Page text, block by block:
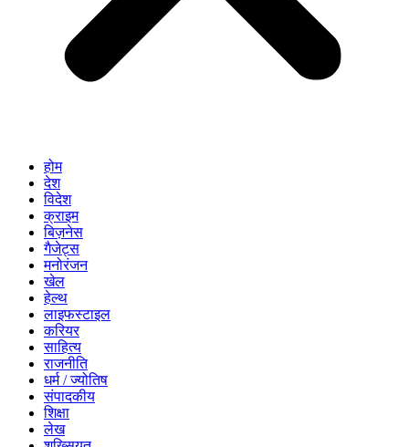
होम
देश
विदेश
क्राइम
बिज़नेस
गैजेट्स
मनोरंजन
खेल
हेल्थ
लाइफस्टाइल
करियर
साहित्य
राजनीति
धर्म / ज्योतिष
संपादकीय
शिक्षा
लेख